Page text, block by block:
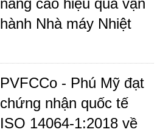
hành Nhà máy Nhiệt
PVFCCo - Phú Mỹ đạt
chứng nhận quốc tế
ISO 14064-1:2018 về